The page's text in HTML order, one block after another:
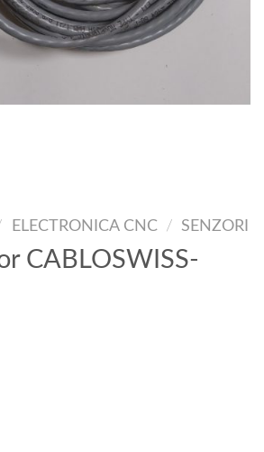
ELECTRONICA CNC / SENZORI
CABLOSWISS-